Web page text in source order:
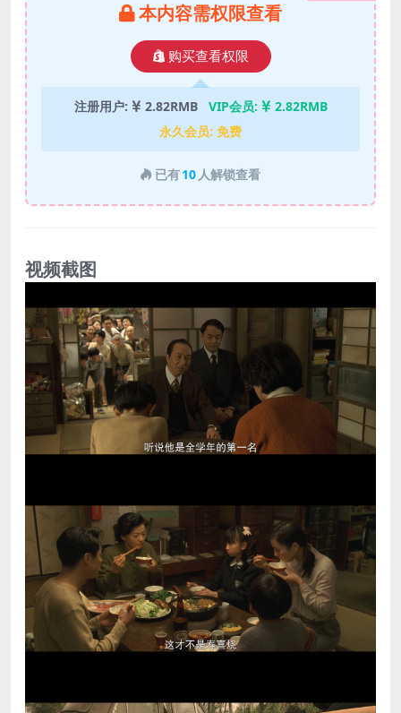
本内容需权限查看
购买查看权限
注册用户: 2.82RMB VIP会员:
2.82RMB
永久会员: 免费
已有10 人解锁查看
视频截图